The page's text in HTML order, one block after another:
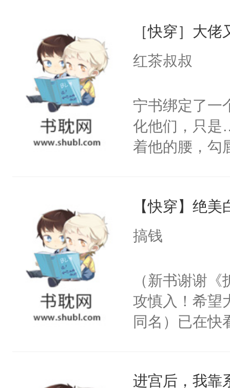
［快穿］大
红茶叔叔
宁书绑定了一
化他们，只是
着他的腰，勾
来，给老公
用力——为你
【快穿】绝
搞钱
（新书谢谢
攻慎入！希望
同名）已在快
成为所有白莲
进宫后，我靠